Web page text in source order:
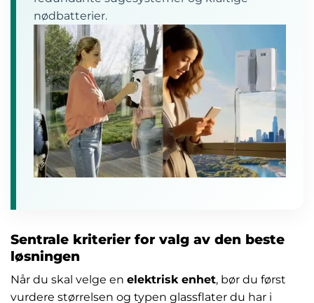
nødbatterier.
Sentrale kriterier for valg av den beste
løsningen
Når du skal velge en elektrisk enhet, bør du først
vurdere størrelsen og typen glassflater du har i